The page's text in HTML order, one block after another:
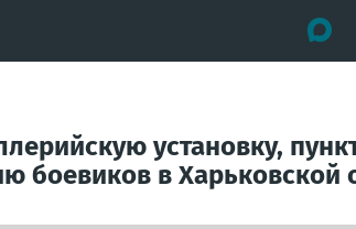
установку,
боевиков в Харьковской